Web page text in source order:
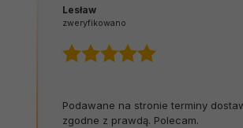
Lesław
zweryfikowano
Podawane na stronie terminy
zgodne z prawdą. Polecam.